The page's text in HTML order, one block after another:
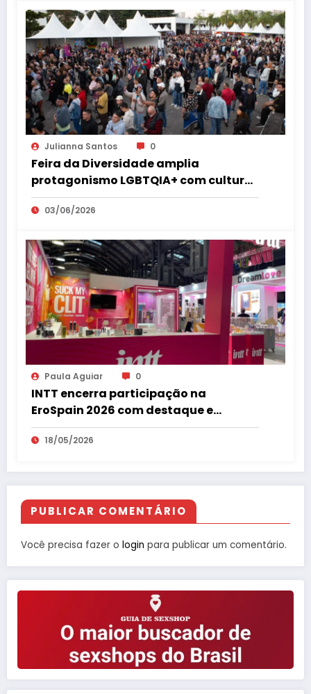
Julianna Santos 0
Feira da Diversidade amplia
protagonismo LGBTQIA+ com cultura,
empreendedorismo, cidadania e
espaço 18+ no coração de São Paulo
03/06/2026
Paula Aguiar 0
INTT encerra participação na
EroSpain 2026 com destaque e
repercussão internacional
18/05/2026
PUBLICAR COMENTÁRIO
Você precisa fazer o login para publicar um comentário.